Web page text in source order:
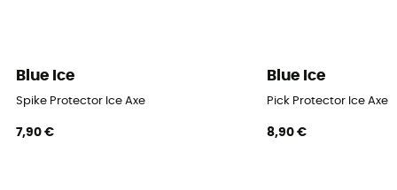
Blue Ice
Spike Protector Ice Axe
7,90 €
Blue Ice
Pick Protector Ice Axe
8,90 €